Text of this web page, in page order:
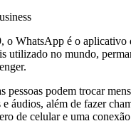
o WhatsApp é o aplicativo
utilizado no mundo,
pessoas podem trocar
áudios, além de fazer
de celular e uma